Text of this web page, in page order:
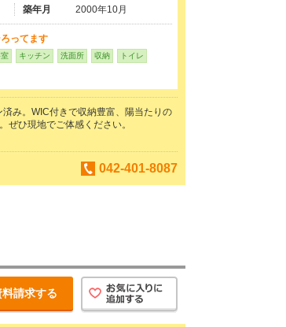
築年月 2000年10月
ってます
キッチン 洗面所 収納 トイレ
み。WIC付きで収納豊富、陽当たりの
ぜひ現地でご体感ください。
042-401-8087
料請求する